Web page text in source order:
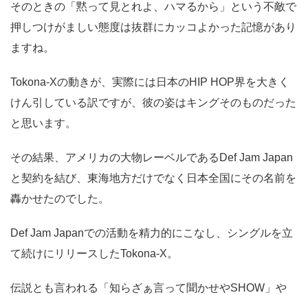
そのときの「黙って見とれよ、ハマるから」という不敵で
押しつけがましい態度は抜群にカッコよかった記憶があり
ますね。
Tokona-Xの動きが、実際には日本のHIP HOP界を大きく
けん引している訳ですが、彼の姿はキングそのものだった
と思います。
その結果、アメリカの大物レーベルであるDef Jam Japan
と契約を結び、東海地方だけでなく日本全国にその名前を
轟かせたのでした。
Def Jam Japanでの活動を精力的にこなし、シングルを立
て続けにリリースしたTokona-X。
伝説とも言われる「知らざぁ言って聞かせやSHOW」や